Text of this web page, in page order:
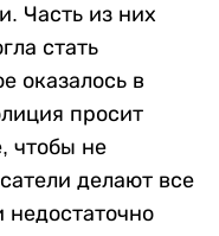
Часть из них
стать
оказалось в
просит
чтобы не
делают все